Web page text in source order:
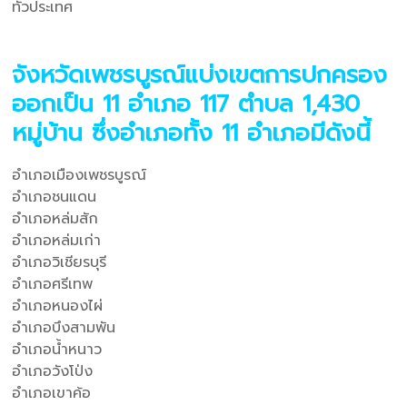
ทั่วประเทศ
จังหวัดเพชรบูรณ์แบ่งเขตการปกครอง
ออกเป็น 11 อำเภอ 117 ตำบล 1,430
หมู่บ้าน ซึ่งอำเภอทั้ง 11 อำเภอมีดังนี้
อำเภอเมืองเพชรบูรณ์
อำเภอชนแดน
อำเภอหล่มสัก
อำเภอหล่มเก่า
อำเภอวิเชียรบุรี
อำเภอศรีเทพ
อำเภอหนองไผ่
อำเภอบึงสามพัน
อำเภอน้ำหนาว
อำเภอวังโป่ง
อำเภอเขาค้อ